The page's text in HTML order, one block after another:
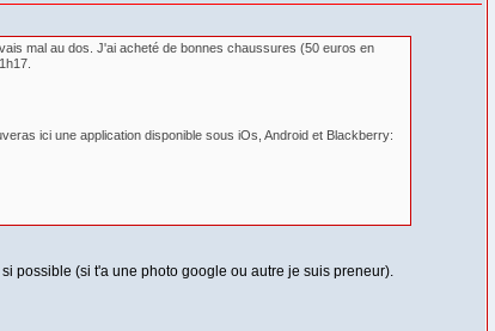
mal au dos. J'ai acheté de bonnes chaussures (50 euros en
ici une application disponible sous iOs, Android et Blackberry:
possible (si t'a une photo google ou autre je suis preneur).